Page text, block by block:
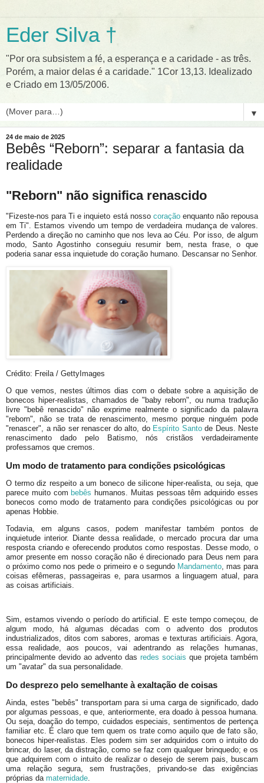
Eder Silva †
"Por ora subsistem a fé, a esperança e a caridade - as três.
Porém, a maior delas é a caridade." 1Cor 13,13. Idealizado
e Criado em 13/05/2006.
▼
24 de maio de 2025
Bebês “Reborn”: separar a fantasia da
realidade
"Reborn" não significa renascido
"Fizeste-nos para Ti e inquieto está nosso coraçãoenquanto não repousa
em Ti". Estamos vivendo um tempo de verdadeira mudança de valores.
Perdendo a direção no caminho que nos leva ao Céu. Por isso, de algum
modo, Santo Agostinho conseguiu resumir bem, nesta frase, o que
poderia sanar essa inquietude do coração humano. Descansar no Senhor.
Crédito: Freila / GettyImages
O que vemos, nestes últimos dias com o debate sobre a aquisição de
bonecos hiper-realistas, chamados de "baby reborn", ou numa tradução
livre "bebê renascido" não exprime realmente o significado da palavra
"reborn", não se trata de renascimento, mesmo porque ninguém pode
"renascer", a não ser renascer do alto, do Espírito Santode Deus. Neste
renascimento dado pelo Batismo, nós cristãos verdadeiramente
professamos que cremos.
Um modo de tratamento para condições psicológicas
O termo diz respeito a um boneco de silicone hiper-realista, ou seja, que
parece muito com bebês humanos. Muitas pessoas têm adquirido esses
bonecos como modo de tratamento para condições psicológicas ou por
apenas Hobbie.
Todavia, em alguns casos, podem manifestar também pontos de
inquietude interior. Diante dessa realidade, o mercado procura dar uma
resposta criando e oferecendo produtos como respostas. Desse modo, o
amor presente em nosso coração não é direcionado para Deus nem para
o próximo como nos pede o primeiro e o segundo Mandamento, mas para
coisas efêmeras, passageiras e, para usarmos a linguagem atual, para
as coisas artificiais.
Sim, estamos vivendo o período do artificial. E este tempo começou, de
algum modo, há algumas décadas com o advento dos produtos
industrializados, ditos com sabores, aromas e texturas artificiais. Agora,
essa realidade, aos poucos, vai adentrando as relações humanas,
principalmente devido ao advento das redes sociais que projeta também
um "avatar" da sua personalidade.
Do desprezo pelo semelhante à exaltação de coisas
Ainda, estes "bebês" transportam para si uma carga de significado, dado
por algumas pessoas, e que, anteriormente, era doado à pessoa humana.
Ou seja, doação do tempo, cuidados especiais, sentimentos de pertença
familiar etc. É claro que tem quem os trate como aquilo que de fato são,
bonecos hiper-realistas. Eles podem sim ser adquiridos com o intuito do
brincar, do laser, da distração, como se faz com qualquer brinquedo; e os
que adquirem com o intuito de realizar o desejo de serem pais, buscam
uma relação segura, sem frustrações, privando-se das exigências
próprias da maternidade